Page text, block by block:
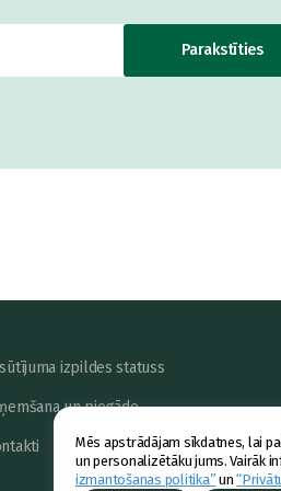
Mēs apstrādājam sīkdatnes, lai
un personalizētāku jums. Vairāk
izmantošanas politika” un
Parakstīties
izpildes statuss
un piegāde